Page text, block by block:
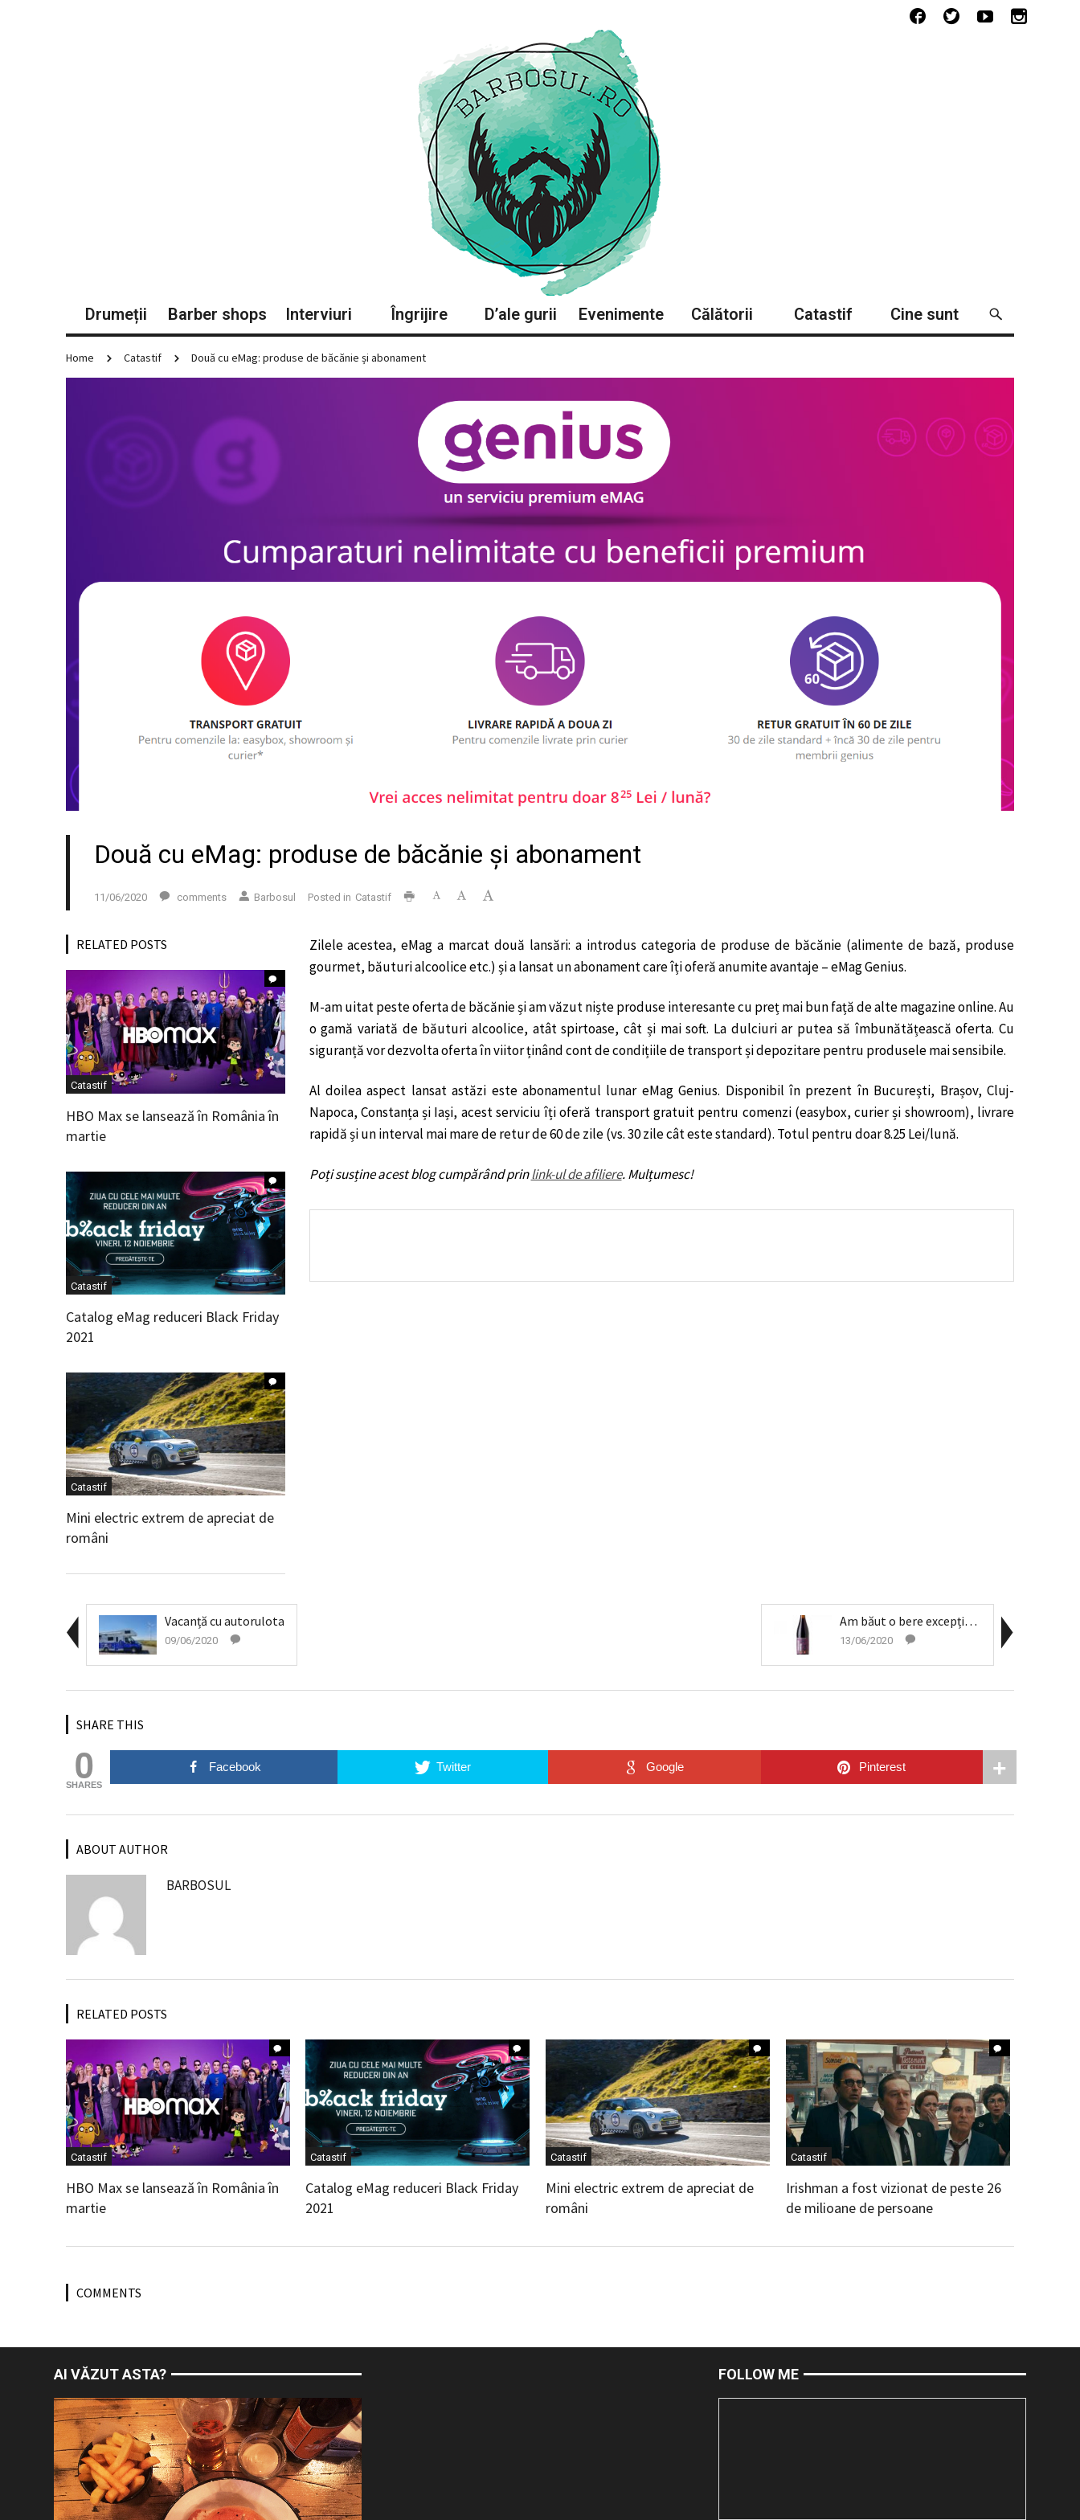
Drumeții Barber shops Interviuri Îngrijire D’ale gurii Evenimente Călătorii Catastif Cine sunt
Home Catastif Două cu eMag: produse de băcănie și abonament
Două cu eMag: produse de băcănie și abonament
11/06/2020 comments Barbosul Posted in Catastif
Zilele acestea, eMag a marcat două lansări: a introdus categoria de produse de băcănie (alimente de bază, produse
gourmet, băuturi alcoolice etc.) și a lansat un abonament care îți oferă anumite avantaje – eMag Genius.
M-am uitat peste oferta de băcănie și am văzut niște produse interesante cu preț mai bun față de alte magazine online. Au
o gamă variată de băuturi alcoolice, atât spirtoase, cât și mai soft. La dulciuri ar putea să îmbunătățească oferta. Cu
siguranță vor dezvolta oferta în viitor ținând cont de condițiile de transport și depozitare pentru produsele mai sensibile.
Al doilea aspect lansat astăzi este abonamentul lunar eMag Genius. Disponibil în prezent în București, Brașov, Cluj-
Napoca, Constanța și Iași, acest serviciu îți oferă transport gratuit pentru comenzi (easybox, curier și showroom), livrare
rapidă și un interval mai mare de retur de 60 de zile (vs. 30 zile cât este standard). Totul pentru doar 8.25 Lei/lună.
Poți susține acest blog cumpărând prinlink-ul de afiliere. Mulțumesc!
RELATED POSTS
Catastif
HBO Max se lansează în România în
martie
Catastif
Catalog eMag reduceri Black Friday
2021
Catastif
Mini electric extrem de apreciat de
români
Vacanță cu autorulota
09/06/2020
Am băut o bere excepțională – Perfektum Port...
13/06/2020
SHARE THIS
0
SHARES
Facebook Twitter Google Pinterest
ABOUT AUTHOR
BARBOSUL
RELATED POSTS
Catastif
HBO Max se lansează în România în
martie
Catastif
Catalog eMag reduceri Black Friday
2021
Catastif
Mini electric extrem de apreciat de
români
Catastif
Irishman a fost vizionat de peste 26
de milioane de persoane
COMMENTS
AI VĂZUT ASTA? FOLLOW ME